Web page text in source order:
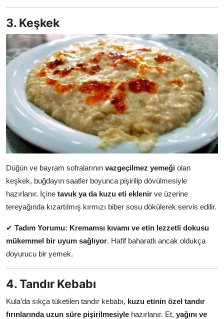
3. Keşkek
Düğün ve bayram sofralarının vazgeçilmez yemeği olan
keşkek, buğdayın saatler boyunca pişirilip dövülmesiyle
hazırlanır. İçine tavuk ya da kuzu eti eklenir ve üzerine
tereyağında kızartılmış kırmızı biber sosu dökülerek servis edilir.
✔ Tadım Yorumu: Kremamsı kıvamı ve etin lezzetli dokusu
mükemmel bir uyum sağlıyor. Hafif baharatlı ancak oldukça
doyurucu bir yemek.
4. Tandır Kebabı
Kula’da sıkça tüketilen tandır kebabı, kuzu etinin özel tandır
fırınlarında uzun süre pişirilmesiyle hazırlanır. Et, yağını ve